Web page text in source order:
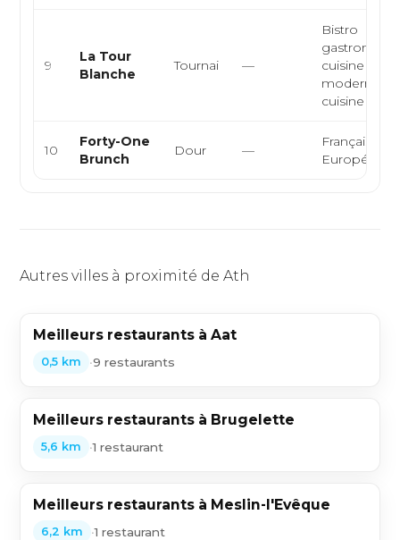
9
La Tour
Blanche
Tournai —
Bistro
cuisine
moderne,
cuisine
10
Forty-One
Brunch
Dour —
Française,
Autres villes à proximité de Ath
Meilleurs restaurants à Aat
0,5 km •9 restaurants
Meilleurs restaurants à Brugelette
5,6 km •1 restaurant
Meilleurs restaurants à Meslin-l'Evêque
6,2 km •1 restaurant